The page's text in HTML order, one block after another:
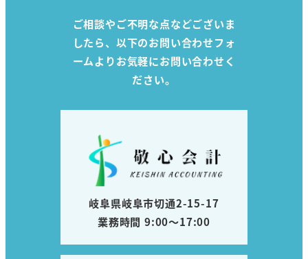
ご相談やご不明な点などございま
したら、以下のお問い合わせフォ
ームよりお気軽にお問い合わせく
ださい。
岐阜県岐阜市切通2-15-17
業務時間 9:00～17:00